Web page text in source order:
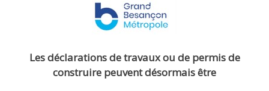
Les déclarations de travaux ou de permis de
construire peuvent désormais être